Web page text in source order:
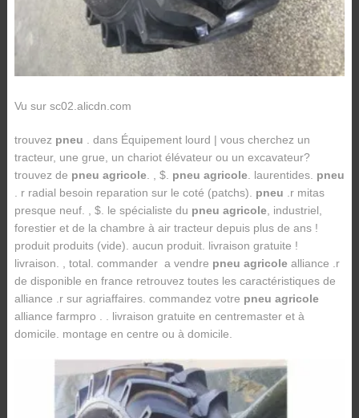
Vu sur sc02.alicdn.com
trouvez pneu . dans Équipement lourd | vous cherchez un
tracteur, une grue, un chariot élévateur ou un excavateur?
trouvez de pneu agricole. , $. pneu agricole. laurentides. pneu
. r radial besoin reparation sur le coté (patchs). pneu .r mitas
presque neuf. , $. le spécialiste du pneu agricole, industriel,
forestier et de la chambre à air tracteur depuis plus de ans !
produit produits (vide). aucun produit. livraison gratuite !
livraison. , total. commander a vendre pneu agricolealliance .r
de disponible en france retrouvez toutes les caractéristiques de
alliance .r sur agriaffaires. commandez votre pneu agricole
alliance farmpro . . livraison gratuite en centremaster et à
domicile. montage en centre ou à domicile.